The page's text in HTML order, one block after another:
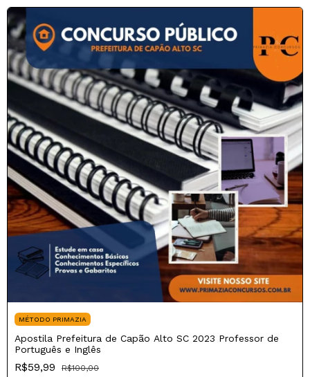
MÉTODO PRIMAZIA
Apostila Prefeitura de Capão Alto SC 2023 Professor de
Português e Inglês
R$59,99 R$100,00